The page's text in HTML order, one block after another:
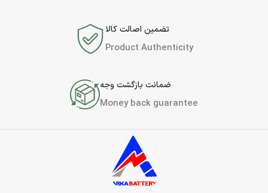
تضمین اصالت کالا
Product Authenticity
ضمانت بازگشت وجه
Money back guarantee